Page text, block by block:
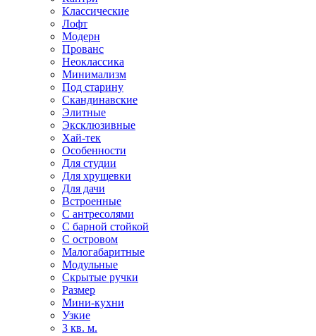
Классические
Лофт
Модерн
Прованс
Неоклассика
Минимализм
Под старину
Скандинавские
Элитные
Эксклюзивные
Хай-тек
Особенности
Для студии
Для хрущевки
Для дачи
Встроенные
С антресолями
С барной стойкой
С островом
Малогабаритные
Модульные
Скрытые ручки
Размер
Мини-кухни
Узкие
3 кв. м.